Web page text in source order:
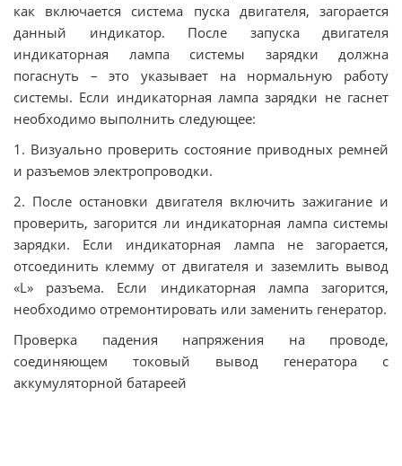
как включается система пуска двигателя, загорается
данный индикатор. После запуска двигателя
индикаторная лампа системы зарядки должна
погаснуть – это указывает на нормальную работу
системы. Если индикаторная лампа зарядки не гаснет
необходимо выполнить следующее:
1. Визуально проверить состояние приводных ремней
и разъемов электропроводки.
2. После остановки двигателя включить зажигание и
проверить, загорится ли индикаторная лампа системы
зарядки. Если индикаторная лампа не загорается,
отсоединить клемму от двигателя и заземлить вывод
«L» разъема. Если индикаторная лампа загорится,
необходимо отремонтировать или заменить генератор.
Проверка падения напряжения на проводе,
соединяющем токовый вывод генератора с
аккумуляторной батареей